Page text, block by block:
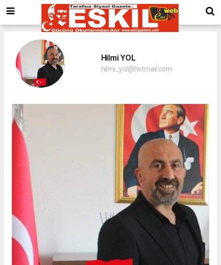
Hilmi YOL
hilmi_yol@hotmail.com